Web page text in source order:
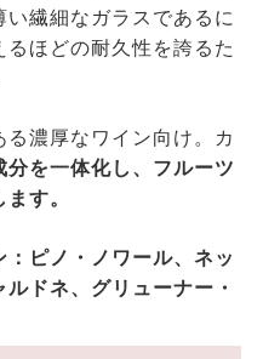
い繊細なガラスであるに
るほどの耐久性を誇るた
る濃厚なワイン向け。カ
分を一体化し、フルーツ
す。
ピノ・ノワール、ネッ
ドネ、グリューナー・